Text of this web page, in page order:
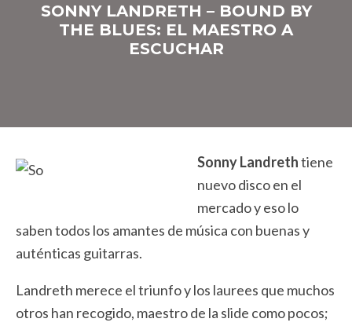
SONNY LANDRETH – BOUND BY
THE BLUES: EL MAESTRO A
ESCUCHAR
Sonny Landrethtiene
nuevo disco en el
mercado y eso lo
saben todos los amantes de música con buenas y
auténticas guitarras.
Landreth merece el triunfo y los laurees que muchos
otros han recogido, maestro de la slide como pocos;